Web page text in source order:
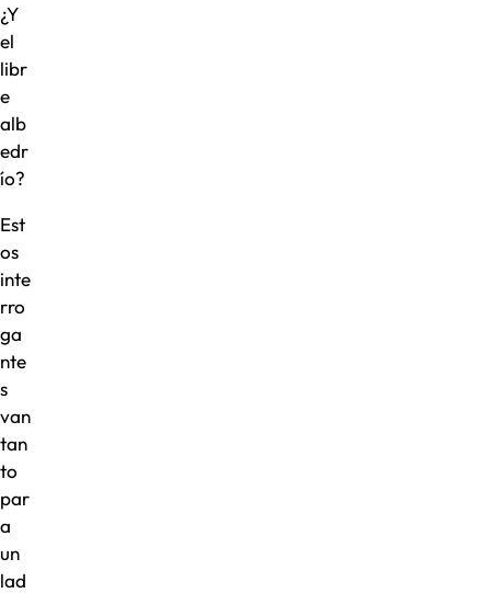
¿Y
el
libr
e
alb
edr
ío?
Est
os
inte
rro
ga
nte
s
van
tan
to
par
a
un
lad